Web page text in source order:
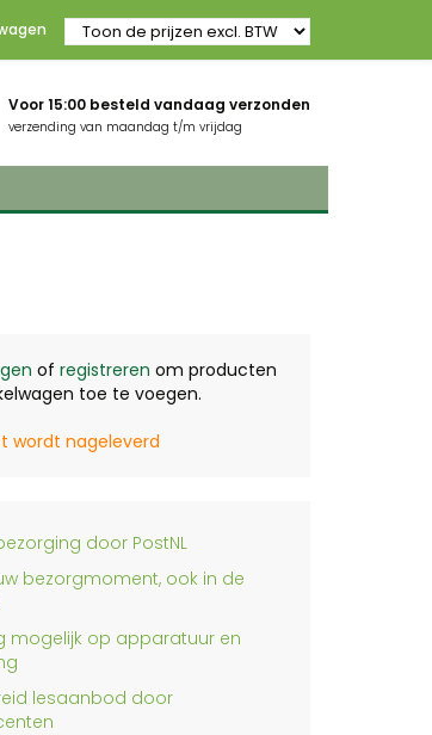
Voor 15:00 besteld vandaag verzonden
verzending van maandag t/m vrijdag
of registreren om producten
toe te voegen.
wordt nageleverd
door PostNL
bezorgmoment, ook in de
mogelijk op apparatuur en
lesaanbod door